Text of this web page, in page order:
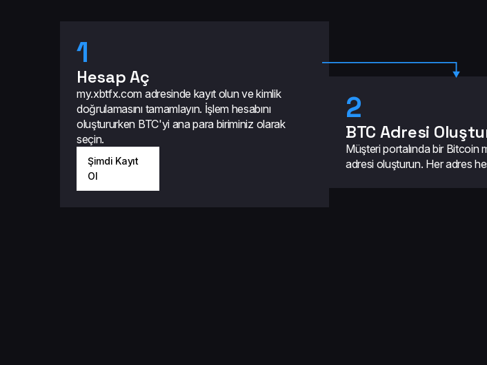
1
Hesap Aç
my.xbtfx.com adresinde kayıt olun ve kimlik
doğrulamasını tamamlayın. İşlem hesabını
oluştururken BTC'yi ana para biriminiz olarak
seçin.
Şimdi Kayıt
Ol
2
BTC Adresi
Müşteri portalında bir Bitcoin
adresi oluşturun. Her adres